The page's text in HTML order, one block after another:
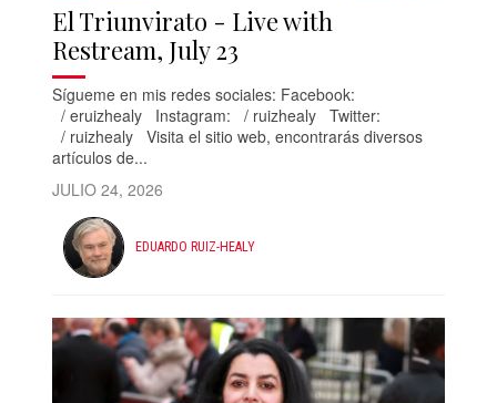
El Triunvirato - Live with
Restream, July 23
Sígueme en mis redes sociales: Facebook:
/ eruizhealy Instagram: / ruizhealy Twitter:
/ ruizhealy Visita el sitio web, encontrarás diversos
artículos de...
JULIO 24, 2026
EDUARDO RUIZ-HEALY